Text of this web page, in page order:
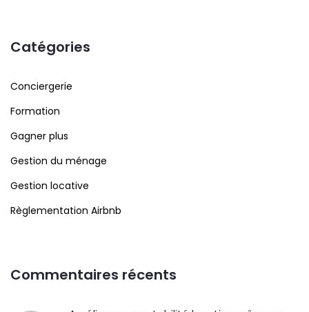
Catégories
Conciergerie
Formation
Gagner plus
Gestion du ménage
Gestion locative
Règlementation Airbnb
Commentaires récents